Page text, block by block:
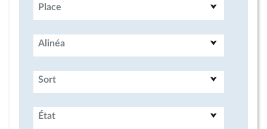
Place
Alinéa
Sort
État